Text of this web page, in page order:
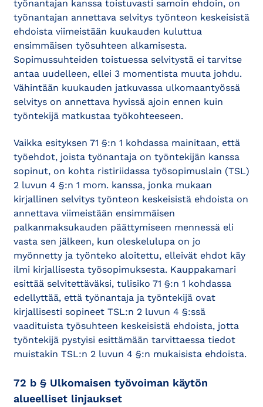
työnantajan kanssa toistuvasti samoin ehdoin, on
työnantajan annettava selvitys työnteon keskeisistä
ehdoista viimeistään kuukauden kuluttua
ensimmäisen työsuhteen alkamisesta.
Sopimussuhteiden toistuessa selvitystä ei tarvitse
antaa uudelleen, ellei 3 momentista muuta johdu.
Vähintään kuukauden jatkuvassa ulkomaantyössä
selvitys on annettava hyvissä ajoin ennen kuin
työntekijä matkustaa työkohteeseen.
Vaikka esityksen 71 §:n 1 kohdassa mainitaan, että
työehdot, joista työnantaja on työntekijän kanssa
sopinut, on kohta ristiriidassa työsopimuslain (TSL)
2 luvun 4 §:n 1 mom. kanssa, jonka mukaan
kirjallinen selvitys työnteon keskeisistä ehdoista on
annettava viimeistään ensimmäisen
palkanmaksukauden päättymiseen mennessä eli
vasta sen jälkeen, kun oleskelulupa on jo
myönnetty ja työnteko aloitettu, elleivät ehdot käy
ilmi kirjallisesta työsopimuksesta. Kauppakamari
esittää selvitettäväksi, tulisiko 71 §:n 1 kohdassa
edellyttää, että työnantaja ja työntekijä ovat
kirjallisesti sopineet TSL:n 2 luvun 4 §:ssä
vaadituista työsuhteen keskeisistä ehdoista, jotta
työntekijä pystyisi esittämään tarvittaessa tiedot
muistakin TSL:n 2 luvun 4 §:n mukaisista ehdoista.
72 b § Ulkomaisen työvoiman käytön
alueelliset linjaukset